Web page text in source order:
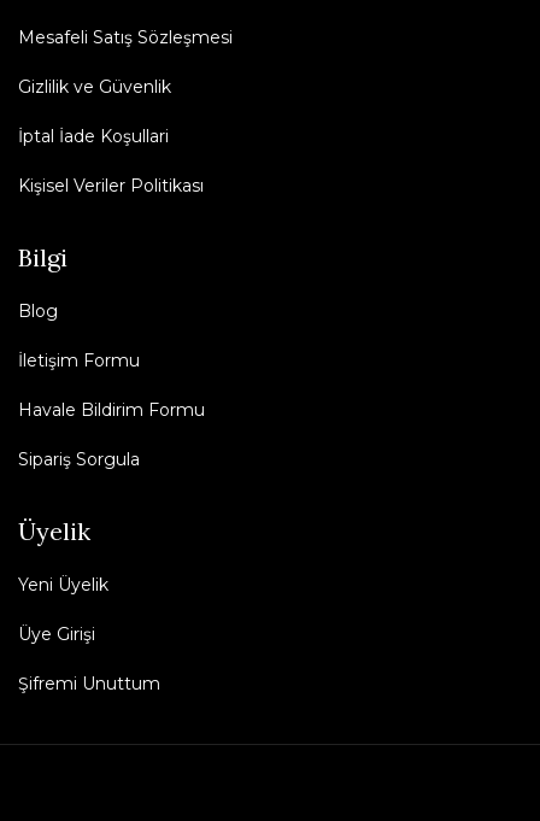
Mesafeli Satış Sözleşmesi
Gizlilik ve Güvenlik
İptal İade Koşullari
Kişisel Veriler Politikası
Bilgi
Blog
İletişim Formu
Havale Bildirim Formu
Sipariş Sorgula
Üyelik
Yeni Üyelik
Üye Girişi
Şifremi Unuttum